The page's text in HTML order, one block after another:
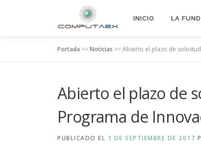
INICIO LA
Portada >>Noticias >>Abierto el plazo de
Abierto el plazo de
Programa de
PUBLICADO EL 1 DE SEPTIEMBRE DE 2017